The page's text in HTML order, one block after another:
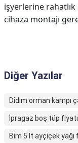
işyerlerine
cihaza montajı
Diğer Yazılar
Didim orman kampı
İpragaz boş tüp fiyatı
Bim 5 lt ayçiçek yağı